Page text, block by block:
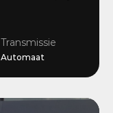
Transmissie
Automaat